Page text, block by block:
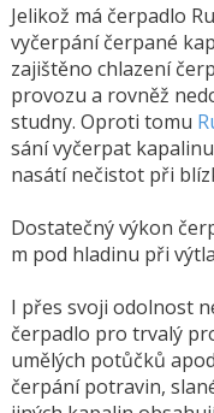
Jelikož má čerpadlo
vyčerpání čerpané
zajištěno chlazení
provozu a rovněž
studny. Oproti tomu
sání vyčerpat
nasátí nečistot při
Dostatečný výkon
m pod hladinu při
I přes svoji odolnost
čerpadlo pro trvalý
umělých potůčků
čerpání potravin,